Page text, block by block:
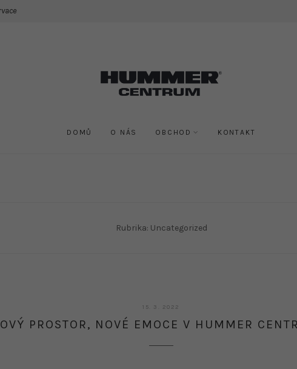
DOMŮ O NÁS OBCHOD KONTAKT
Rubrika: Uncategorized
15. 3. 2022
2022
PROSTOR, NOVÉ EMOCE V HUMMER